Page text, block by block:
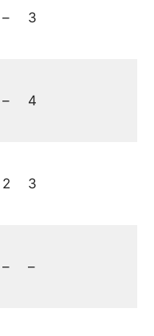
– 3
– 4
2 3
– –